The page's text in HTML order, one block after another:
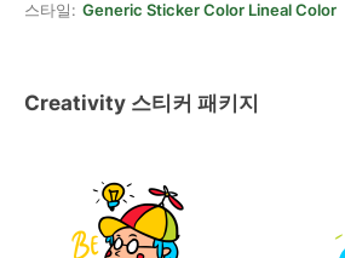
스타일: Generic Sticker Color Lineal Color
Creativity 스티커 패키지